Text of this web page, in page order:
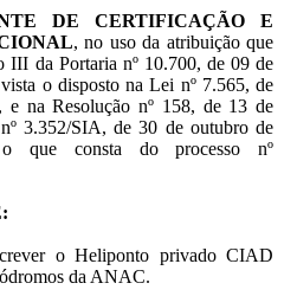
DE CERTIFICAÇÃO E
, no uso da atribuição que
III da Portaria nº 10.700, de 09 de
o disposto na Lei nº 7.565, de
e na Resolução nº 158, de 13 de
3.352/SIA, de 30 de outubro de
que consta do processo nº
o Heliponto privado CIAD
da ANAC.